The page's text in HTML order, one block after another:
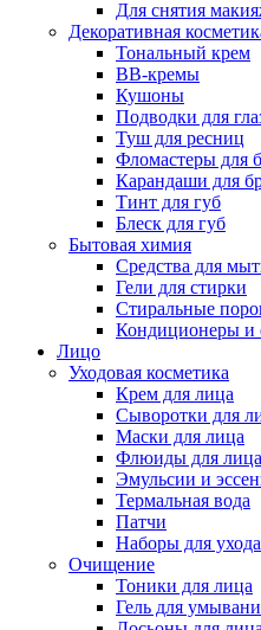
Для снятия
Декоративная
Тональный крем
BB-кремы
Кушоны
Подводки для
Туш для ресниц
Фломастеры для
Карандаши для
Тинт для губ
Блеск для губ
Бытовая химия
Средства для
Гели для стирки
Стиральные
Кондиционеры и
Лицо
Уходовая косметика
Крем для лица
Сыворотки для
Маски для лица
Флюиды для лица
Эмульсии и
Термальная вода
Патчи
Наборы для ухода
Очищение
Тоники для лица
Гель для